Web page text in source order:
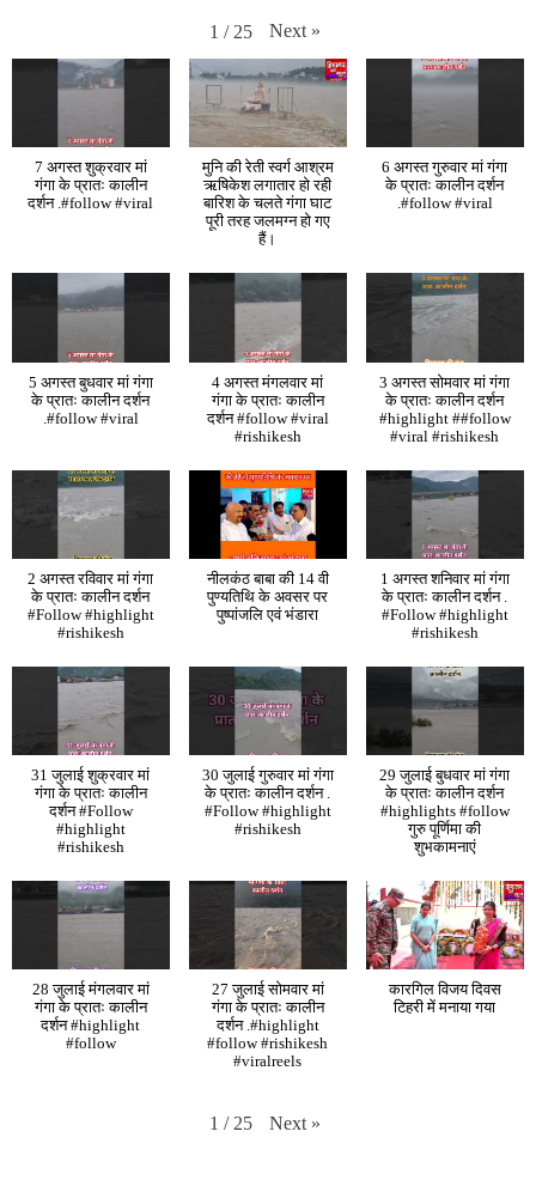
1 / 25 Next »
7 अगस्त शुक्रवार मां
गंगा के प्रातः कालीन
दर्शन .#follow #viral
मुनि की रेती स्वर्ग आश्रम
ऋषिकेश लगातार हो रही
बारिश के चलते गंगा घाट
पूरी तरह जलमग्न हो गए
हैं।
6 अगस्त गुरुवार मां गंगा
के प्रातः कालीन दर्शन
.#follow #viral
5 अगस्त बुधवार मां गंगा
के प्रातः कालीन दर्शन
.#follow #viral
4 अगस्त मंगलवार मां
गंगा के प्रातः कालीन
दर्शन #follow #viral
#rishikesh
3 अगस्त सोमवार मां गंगा
के प्रातः कालीन दर्शन
#highlight ##follow
#viral #rishikesh
2 अगस्त रविवार मां गंगा
के प्रातः कालीन दर्शन
#Follow #highlight
#rishikesh
नीलकंठ बाबा की 14 वी
पुण्यतिथि के अवसर पर
पुष्पांजलि एवं भंडारा
1 अगस्त शनिवार मां गंगा
के प्रातः कालीन दर्शन .
#Follow #highlight
#rishikesh
31 जुलाई शुक्रवार मां
गंगा के प्रातः कालीन
दर्शन #Follow
#highlight
#rishikesh
30 जुलाई गुरुवार मां गंगा
के प्रातः कालीन दर्शन .
#Follow #highlight
#rishikesh
29 जुलाई बुधवार मां गंगा
के प्रातः कालीन दर्शन
#highlights #follow
गुरु पूर्णिमा की
शुभकामनाएं
28 जुलाई मंगलवार मां
गंगा के प्रातः कालीन
दर्शन #highlight
#follow
27 जुलाई सोमवार मां
गंगा के प्रातः कालीन
दर्शन .#highlight
#follow #rishikesh
#viralreels
कारगिल विजय दिवस
टिहरी में मनाया गया
1 / 25 Next »